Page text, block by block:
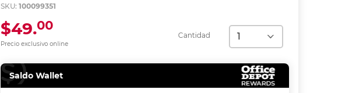
SKU: 100099351
Cantidad
Precio exclusivo online
$49.00
Saldo Wallet